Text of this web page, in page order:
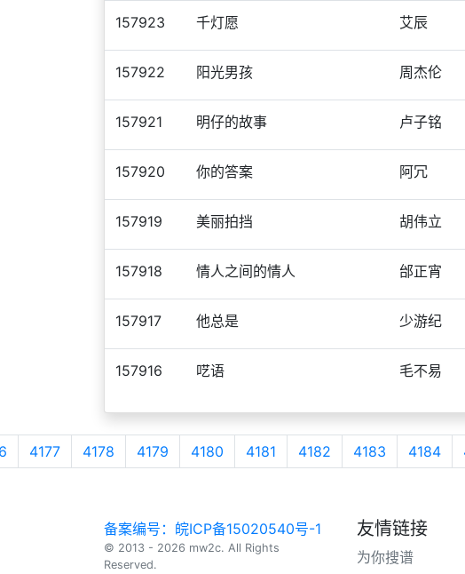
157923 千灯愿 艾辰
157922 阳光男孩 周杰伦
157921 明仔的故事 卢子铭
157920 你的答案 阿冗
157919 美丽拍挡 胡伟立
157918 情人之间的情人 邰正宵
157917 他总是 少游纪
157916 呓语 毛不易
4177 4178 4179 4180 4181 4182 4183 4184
备案编号：皖ICP备15020540号-1
© 2013 - 2026 mw2c. All Rights
Reserved.
友情链接
为你搜谱